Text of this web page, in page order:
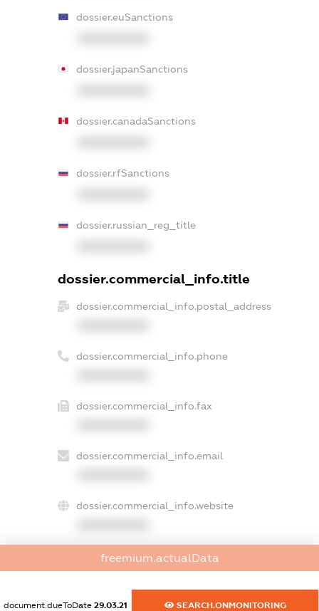
dossier.euSanctions
dossier.japanSanctions
dossier.canadaSanctions
dossier.rfSanctions
dossier.russian_reg_title
dossier.commercial_info.title
dossier.commercial_info.postal_address
dossier.commercial_info.phone
dossier.commercial_info.fax
dossier.commercial_info.email
dossier.commercial_info.website
dossier.commercial_info.activity
XXXXXXXXXX
freemium.actualData
document.dueToDate 29.03.21 SEARCH.ONMONITORING